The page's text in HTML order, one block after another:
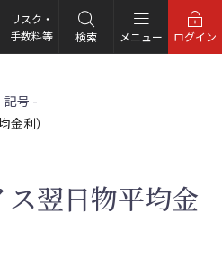
リスク・
手数料等
検索 メニュー ログイン
記号 -
金利）
翌日物平均金